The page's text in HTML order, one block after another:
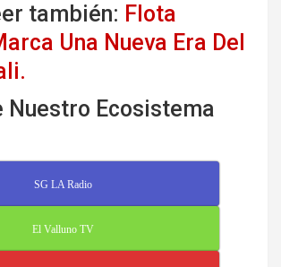
también: Flota
Una Nueva Era Del
Nuestro Ecosistema
SG LA Radio
El Valluno TV